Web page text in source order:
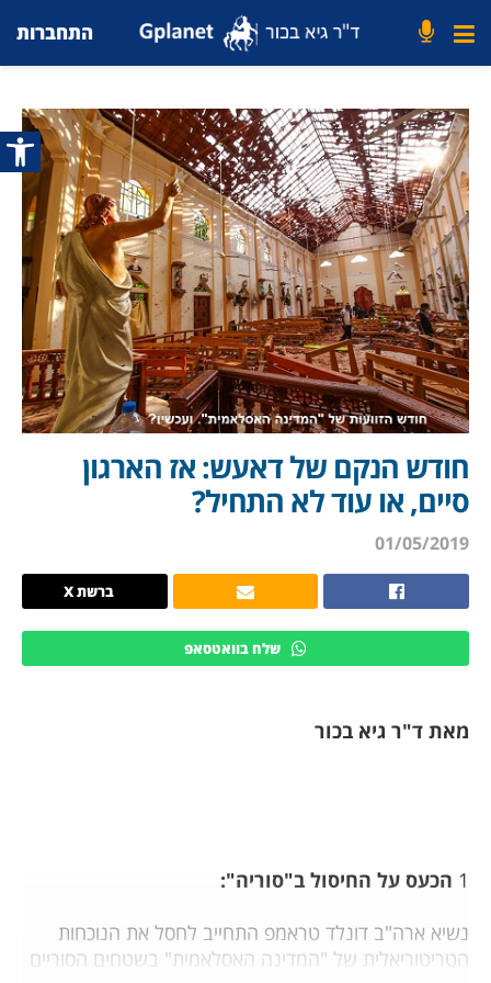
פתח
התחברות
חודש הנקם של דאעש: אז הארגון
סיים, או עוד לא התחיל?
01/05/2019
ברשת X
שלח בוואטסאפ
מאת ד"ר גיא בכור
1 הכעס על החיסול ב"סוריה":
נשיא ארה"ב דונלד טראמפ התחייב לחסל את הנוכחות
הטריטוריאלית של "המדינה האסלאמית" בשטחים הסוריים